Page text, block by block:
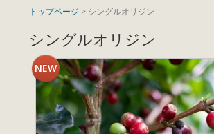
トップページ > シングルオリジン
シングルオリジン
NEW